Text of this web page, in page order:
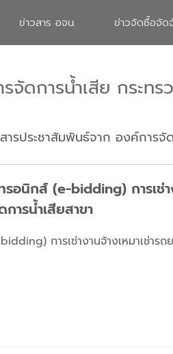
ข่าวสาร อจน. ข่าวจัดซื้อจัด
จัดการน้ำเสีย กระทร
ารประชาสัมพันธ์จาก องค์การจั
รอนิกส์ (e-bidding) การเ
ารน้ำเสียสาขา
การเช่างานจ้างเหมาเช่า